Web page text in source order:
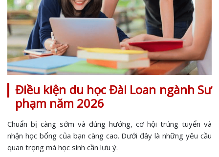
Điều kiện du học Đài Loan ngành Sư
phạm năm 2026
Chuẩn bị càng sớm và đúng hướng, cơ hội trúng tuyển và
nhận học bổng của bạn càng cao. Dưới đây là những yêu cầu
quan trọng mà học sinh cần lưu ý.